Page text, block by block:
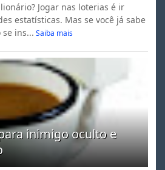
Jogar nas loterias é ir
estatísticas. Mas se você já sabe
ins... Saiba mais
inimigo oculto e